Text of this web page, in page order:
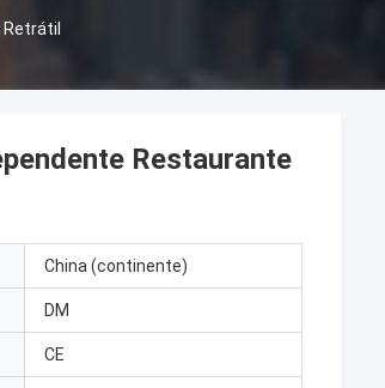
Retrátil
Restaurante
China (continente)
DM
CE